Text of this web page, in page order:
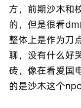
方，前期沙木和
的，但是很看dm
整体上是作为刀
聊，没有什么好
砖，像在看爱国
的是沙木这个